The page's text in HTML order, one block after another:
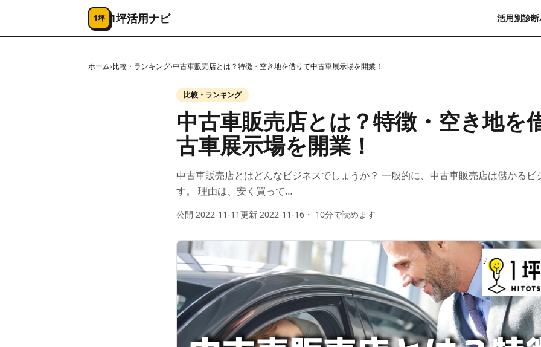
コンテンツへスキップ
1坪 1坪活用ナビ 活用別診断
ホーム›比較・ランキング›中古車販売店とは？特徴・空き地を借りて中古車展示場を開業！
比較・ランキング
中古車販売店とは？特徴・空き地を
古車展示場を開業！
中古車販売店とはどんなビジネスでしょうか？ 一般的に、中古車販売店は儲かるビ
す。 理由は、安く買って…
公開 2022-11-11更新 2022-11-16 ・ 10分で読めます